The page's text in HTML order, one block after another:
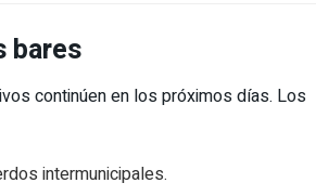
bares
continúen en los próximos días. Los
intermunicipales.